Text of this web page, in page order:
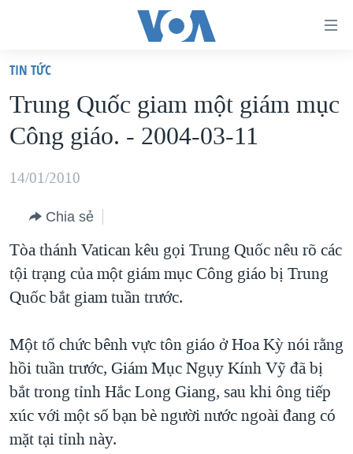
truy
cập
Tới
dung
chính
điều
hướng
chính
tới
"Tìm"
VIỆT NAM
HOA KỲ
BIỂN ĐÔNG
BLOG
DIỄN ĐÀN
MỤC
VẠCH TRẦN TIN GIẢ
NGƯỜI VIỆT HẢI NGOẠI
ĐỜI SỐNG
CHUYÊN ĐỀ
CHIẾN TRANH THƯƠNG MẠI CỦA MỸ: QUÁ KHỨ VÀ HIỆN
HÀNH TRÌNH BẦU CỬ 2024
MỘT NĂM CHIẾN TRANH TẠI DẢI GAZA
GIẢI MÃ VÀNH ĐAI & CON ĐƯỜNG
HỌC TIẾNG ANH
VIDEO
NGHE
MẠNG XÃ HỘI
TIN TỨC
Trung Quốc giam một giám mục
Công giáo. - 2004-03-11
14/01/2010
Chia sẻ
Tòa thánh Vatican kêu gọi Trung Quốc nêu rõ các
tội trạng của một giám mục Công giáo bị Trung
Quốc bắt giam tuần trước.
Một tổ chức bênh vực tôn giáo ở Hoa Kỳ nói rằng
hồi tuần trước, Giám Mục Ngụy Kính Vỹ đã bị
bắt trong tỉnh Hắc Long Giang, sau khi ông tiếp
xúc với một số bạn bè người nước ngoài đang có
mặt tại tỉnh này.